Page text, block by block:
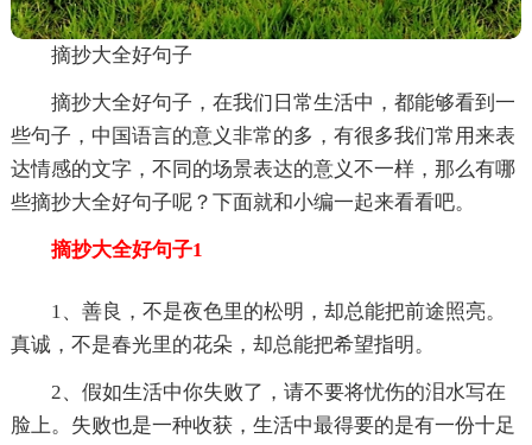
摘抄大全好句子
摘抄大全好句子，在我们日常生活中，都能够看到一
些句子，中国语言的意义非常的多，有很多我们常用来表
达情感的文字，不同的场景表达的意义不一样，那么有哪
些摘抄大全好句子呢？下面就和小编一起来看看吧。
摘抄大全好句子1
1、善良，不是夜色里的松明，却总能把前途照亮。
真诚，不是春光里的花朵，却总能把希望指明。
2、假如生活中你失败了，请不要将忧伤的泪水写在
脸上。失败也是一种收获，生活中最得要的是有一份十足